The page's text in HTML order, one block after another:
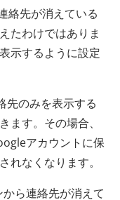
絡先が消えている
たわけではありま
示するように設定
先のみを表示する
ます。その場合、
アカウントに保
れなくなります。
ら連絡先が消えて